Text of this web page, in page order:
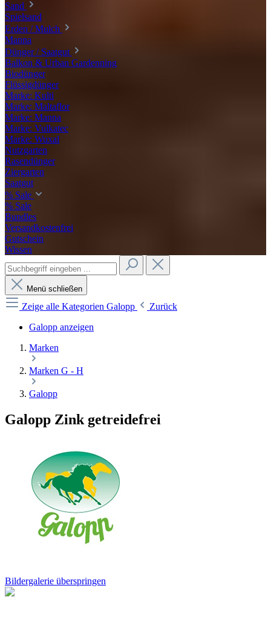
Sand
Spielsand
Erden / Mulch
Manna
Dünger / Saatgut
Balkon & Urban Gardenning
Biodünger
Flüssigdünger
Marke: Kulti
Marke: Maltaflor
Marke: Manna
Marke: Vulkatec
Marke: Wuxal
Nutzgarten
Rasendünger
Ziergarten
Saatgut
% Sale
% Sale
Bundles
Versandkostenfrei
Gutschein
Wissen
Menü schließen
Zeige alle Kategorien Galopp
Zurück
Galopp anzeigen
Marken
Marken G - H
Galopp
Galopp Zink getreidefrei
Bildergalerie überspringen